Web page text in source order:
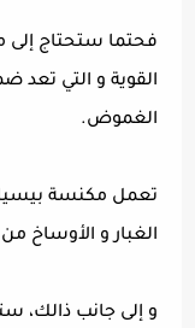
القوية و التي تعد
الغموض.
تعمل مكنسة
الغبار و الأوساخ
و إلى جانب ذالك،